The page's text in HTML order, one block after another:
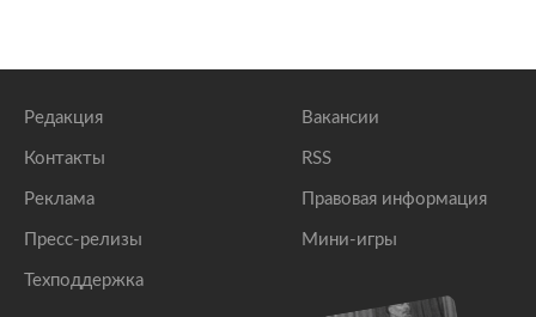
Редакция
Контакты
Реклама
Пресс-релизы
Техподдержка
Вакансии
RSS
Правовая информация
Мини-игры